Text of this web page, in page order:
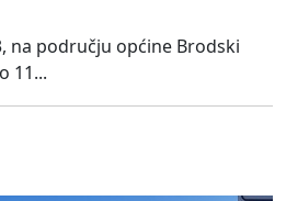
na području općine Brodski
11...